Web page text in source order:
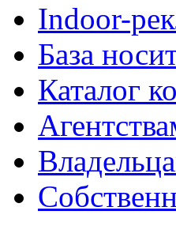
Indoor-
База
Каталог